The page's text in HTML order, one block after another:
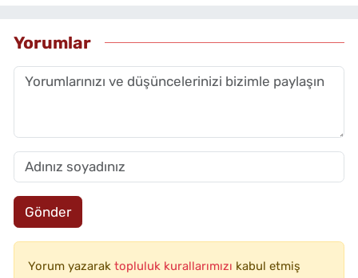
Yorumlar
Gönder
Yorum yazarak topluluk kurallarımızı kabul etmiş